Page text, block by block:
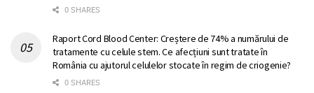
0 SHARES
Raport Cord Blood Center: Creștere de 74% a numărului de
tratamente cu celule stem. Ce afecțiuni sunt tratate în
România cu ajutorul celulelor stocate în regim de criogenie?
0 SHARES